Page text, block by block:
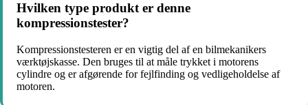
Hvilken type produkt er denne
kompressionstester?
Kompressionstesteren er en vigtig del af en bilmekanikers
værktøjskasse. Den bruges til at måle trykket i motorens
cylindre og er afgørende for fejlfinding og vedligeholdelse af
motoren.